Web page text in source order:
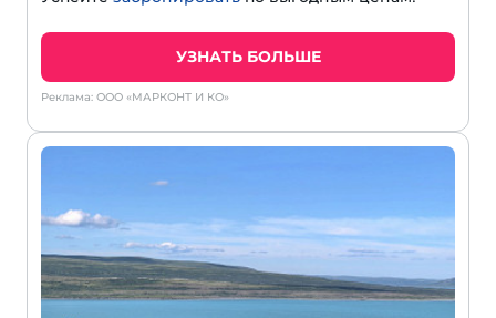
УЗНАТЬ БОЛЬШЕ
Реклама: ООО «МАРКОНТ И КО»